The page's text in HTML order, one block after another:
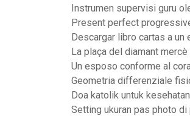
Instrumen supervisi guru
Present perfect
Descargar libro cartas a
La plaça del diamant
Un esposo conforme al
Geometria differenziale
Doa katolik untuk
Setting ukuran pas photo